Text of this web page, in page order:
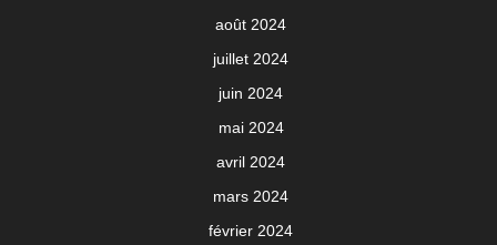
août 2024
juillet 2024
juin 2024
mai 2024
avril 2024
mars 2024
février 2024